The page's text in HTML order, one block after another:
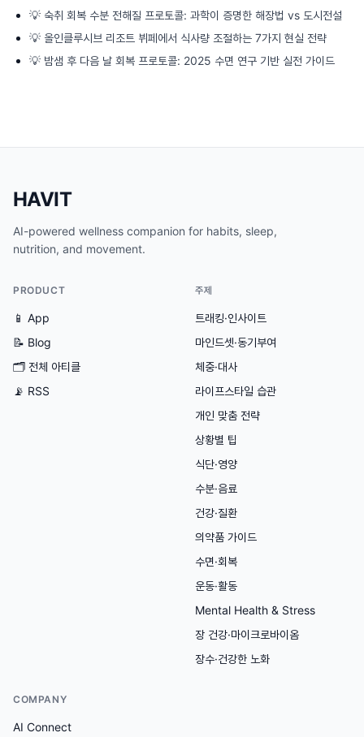
💡 숙취 회복 수분 전해질 프로토콜: 과학이 증명한 해장법 vs 도시전설
💡 올인클루시브 리조트 뷔페에서 식사량 조절하는 7가지 현실 전략
💡 밤샘 후 다음 날 회복 프로토콜: 2025 수면 연구 기반 실전 가이드
HAVIT
AI-powered wellness companion for habits, sleep,
nutrition, and movement.
PRODUCT
📱 App
📝 Blog
🗂 전체 아티클
📡 RSS
주제
트래킹·인사이트
마인드셋·동기부여
체중·대사
라이프스타일 습관
개인 맞춤 전략
상황별 팁
식단·영양
수분·음료
건강·질환
의약품 가이드
수면·회복
운동·활동
Mental Health & Stress
장 건강·마이크로바이옴
장수·건강한 노화
COMPANY
AI Connect